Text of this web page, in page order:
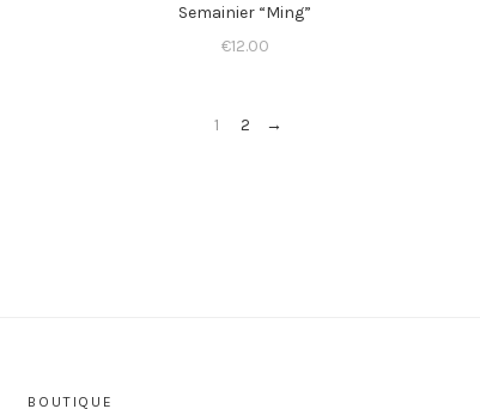
Semainier “Ming”
€12.00
1 2 →
BOUTIQUE